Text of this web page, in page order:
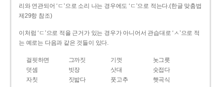
리와 연관되어 ‘ㄷ’으로 소리 나는 경우에도 ‘ㄷ’으로 적는다.(한글 맞춤법
제29항 참조)
이처럼 ‘ㄷ’으로 적을 근거가 있는 경우가 아니어서 관습대로 ‘ㅅ’으로 적
는 예로는 다음과 같은 것들이 있다.
걸핏하면 그까짓 기껏
놋그릇
덧셈
빗장 삿대
숫접다
자칫
짓밟다 풋고추 햇곡식